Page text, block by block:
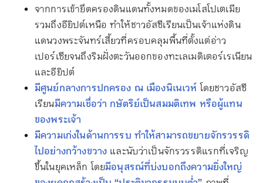
จากการเข้ายึดครองดินแดนทั้งหมดของเมโสโปเตเมีย
รวมถึงอียิปต์เหนือ ทำให้ชาวอัสซีเรียนเป็นเจ้าแห่งดิน
แดนวงพระจันทร์เสี้ยวที่ครอบคลุมพื้นที่ตั้งแต่อ่าว
เปอร์เซียจนถึงริมฝั่งตะวันออกของทะเลเมดิเตอร์เรเนียน
และอียิปต์
มีศูนย์กลางการปกครอง ณ เมืองนิเนเวห์โดยชาวอัสซี
เรียนมีความเชื่อว่า กษัตริย์เป็นสมมติเทพ หรือผู้แทน
ของพระเจ้า
มีความเก่งในด้านการรบ ทำให้สามารถขยายจักรวรรดิ
ไปอย่างกว้างขวาง และนับว่าเป็นจักรวรรดิแรกที่เจริญ
ขึ้นในยุคเหล็ก โดยมีอนุสรณ์ที่บ่งบอกถึงความยิ่งใหญ่